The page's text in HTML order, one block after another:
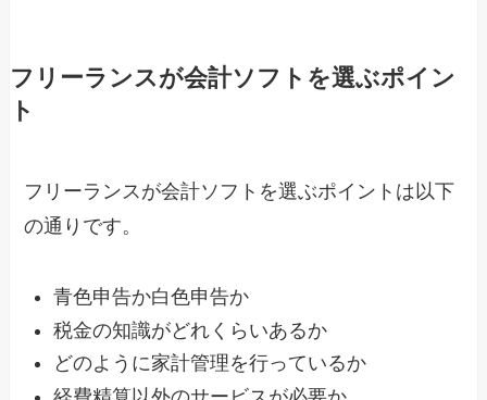
フリーランスが会計ソフトを選ぶポイン
ト
フリーランスが会計ソフトを選ぶポイントは以下
の通りです。
青色申告か白色申告か
税金の知識がどれくらいあるか
どのように家計管理を行っているか